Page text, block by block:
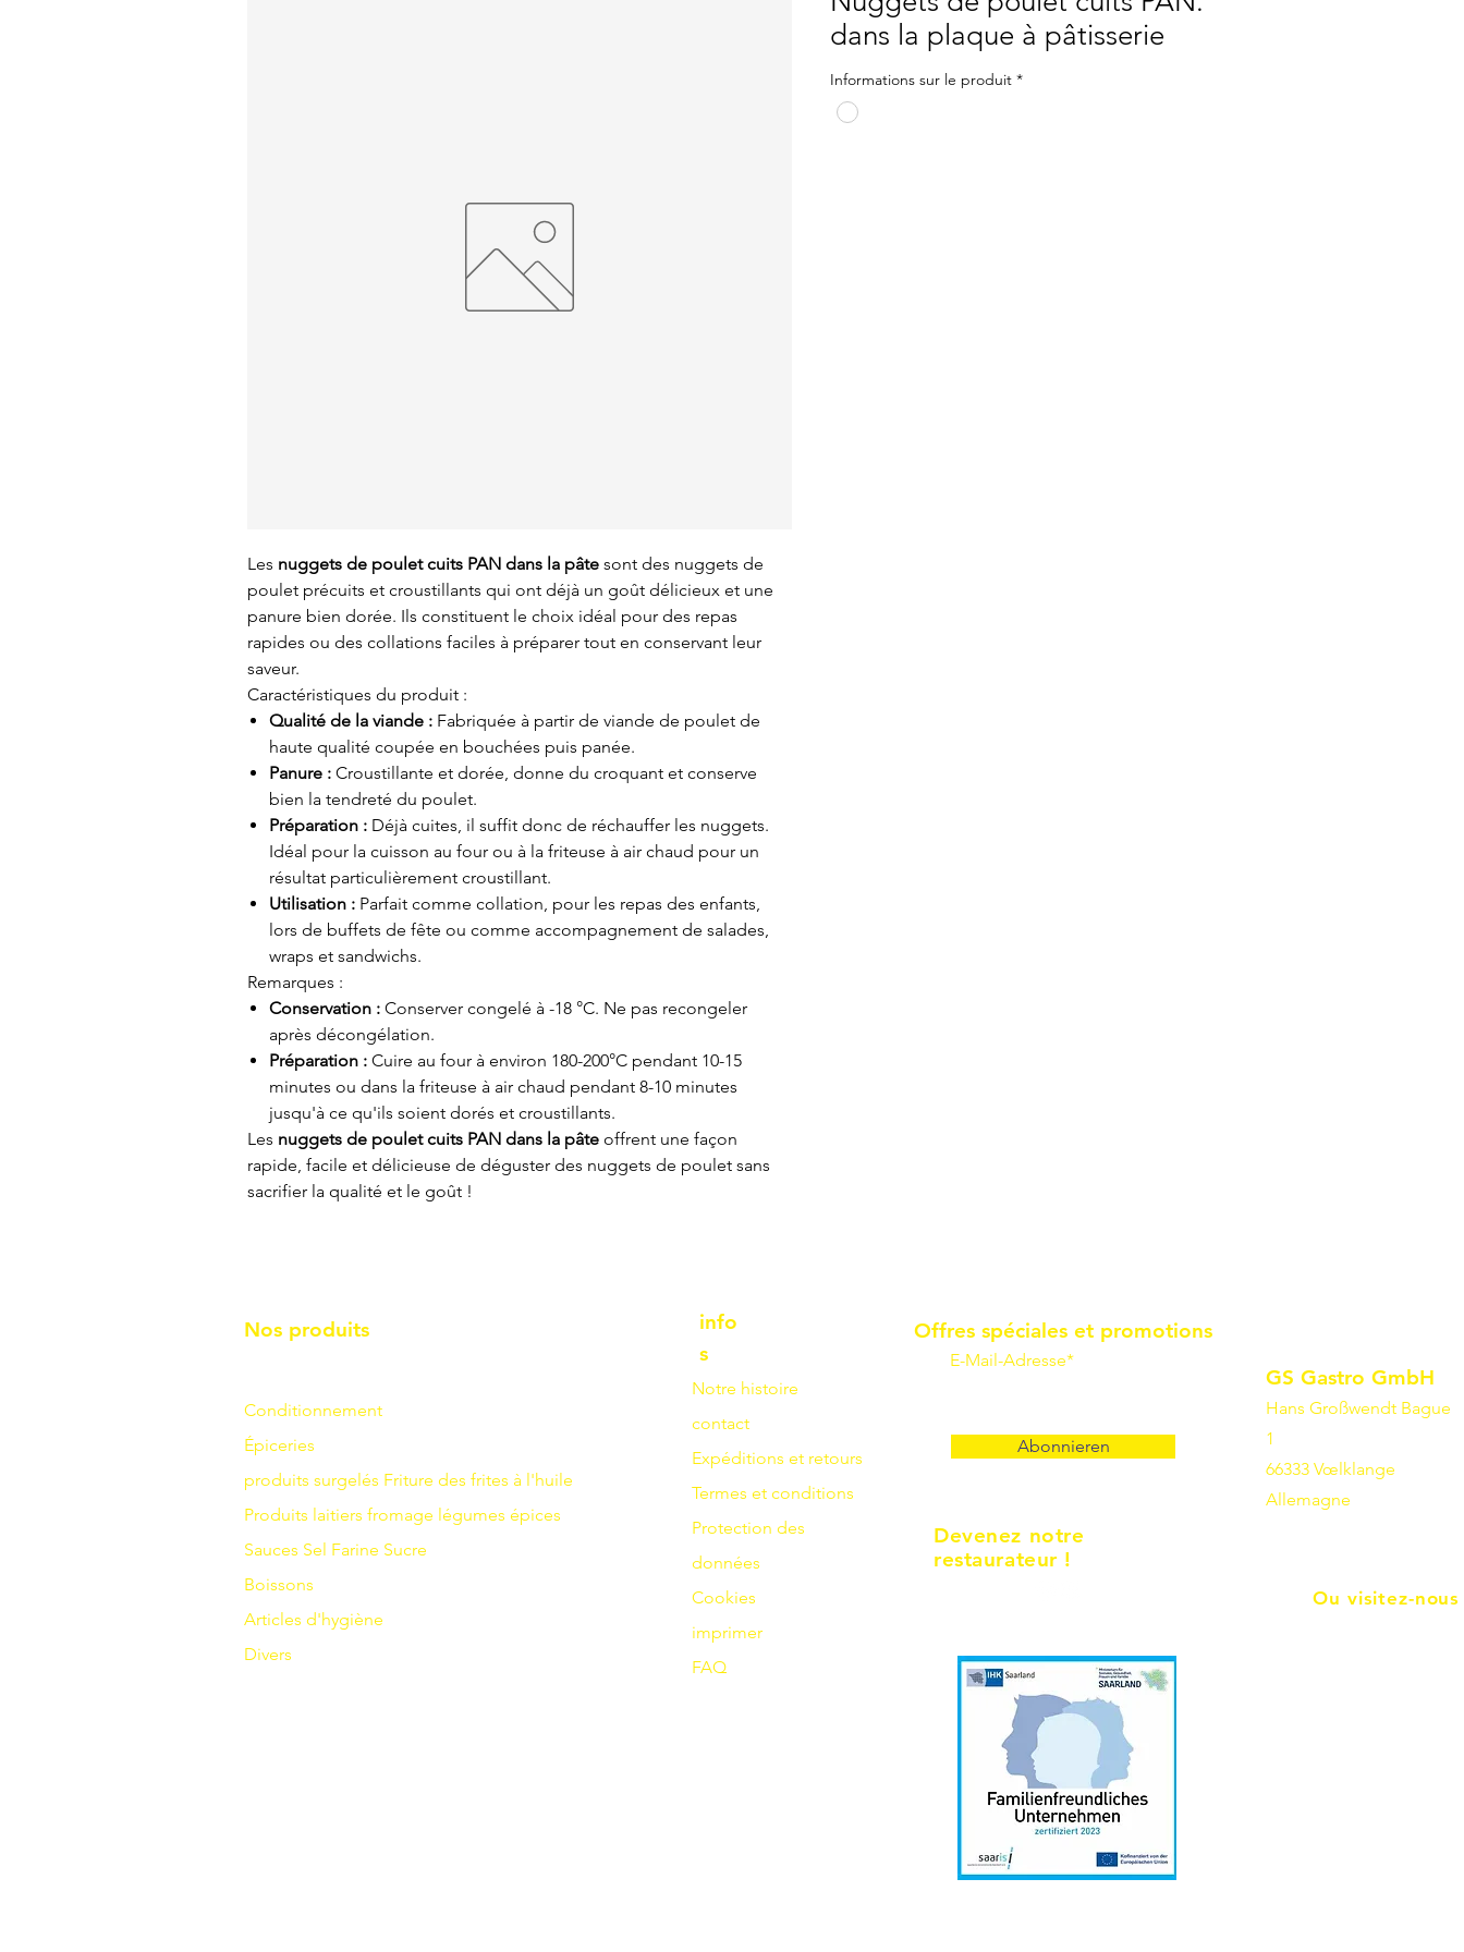
Les nuggets de poulet cuits PAN dans la pâte sont des nuggets de
poulet précuits et croustillants qui ont déjà un goût délicieux et une
panure bien dorée. Ils constituent le choix idéal pour des repas
rapides ou des collations faciles à préparer tout en conservant leur
saveur.
Caractéristiques du produit :
Qualité de la viande : Fabriquée à partir de viande de poulet de
haute qualité coupée en bouchées puis panée.
Panure : Croustillante et dorée, donne du croquant et conserve
bien la tendreté du poulet.
Préparation : Déjà cuites, il suffit donc de réchauffer les nuggets.
Idéal pour la cuisson au four ou à la friteuse à air chaud pour un
résultat particulièrement croustillant.
Utilisation : Parfait comme collation, pour les repas des enfants,
lors de buffets de fête ou comme accompagnement de salades,
wraps et sandwichs.
Remarques :
Conservation : Conserver congelé à -18 °C. Ne pas recongeler
après décongélation.
Préparation : Cuire au four à environ 180-200°C pendant 10-15
minutes ou dans la friteuse à air chaud pendant 8-10 minutes
jusqu'à ce qu'ils soient dorés et croustillants.
Les nuggets de poulet cuits PAN dans la pâte offrent une façon
rapide, facile et délicieuse de déguster des nuggets de poulet sans
sacrifier la qualité et le goût !
dans la plaque à pâtisserie
Informations sur le produit *
Nos produits
Conditionnement
Épiceries
produits surgelés Friture des frites à l'huile
Produits laitiers fromage légumes épices
Sauces Sel Farine Sucre
Boissons
Articles d'hygiène
Divers
info
s
Notre histoire
contact
Expéditions et retours
Termes et conditions
Protection des
données
Cookies
imprimer
FAQ
Offres spéciales et promotions
E-Mail-Adresse*
Abonnieren
Devenez notre
restaurateur !
GS Gastro GmbH
Hans Großwendt Bague
1
66333 Vœlklange
Allemagne
Ou visitez-